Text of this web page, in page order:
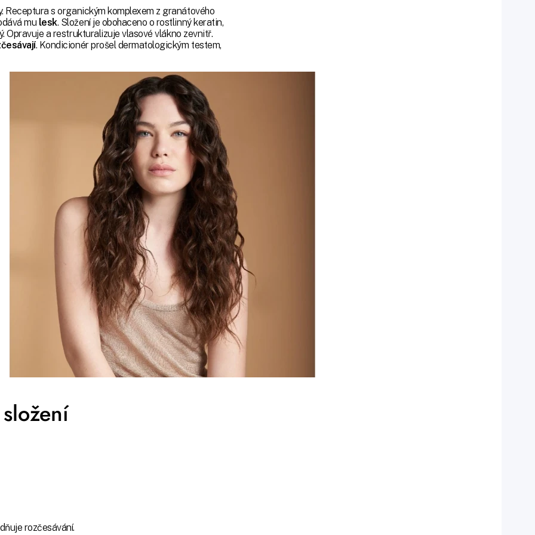
Receptura s organickým komplexem z granátového
mu lesk. Složení je obohaceno o rostlinný keratin,
Opravuje a restrukturalizuje vlasové vlákno zevnitř.
. Kondicionér prošel dermatologickým testem,
rozčesávání.